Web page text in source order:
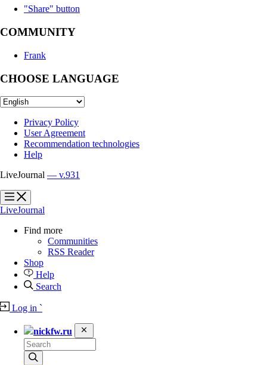
"Share" button
COMMUNITY
Frank
CHOOSE LANGUAGE
Privacy Policy
User Agreement
Recommendation technologies
Help
LiveJournal — v.931
?
?
LiveJournal
Find more
Communities
RSS Reader
Shop
Help
Search
Log in `
nickfw.ru